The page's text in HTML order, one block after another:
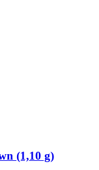
(1,10 g)